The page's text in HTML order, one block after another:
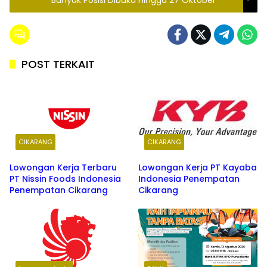
POST TERKAIT
CIKARANG
Lowongan Kerja Terbaru
PT Nissin Foods Indonesia
Penempatan Cikarang
CIKARANG
Lowongan Kerja PT Kayaba
Indonesia Penempatan
Cikarang